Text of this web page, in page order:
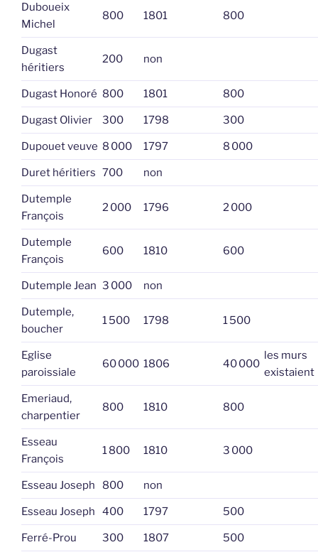
Duboueix
Michel
800 1801 800
Dugast
héritiers
200 non
Dugast Honoré 800 1801 800
Dugast Olivier 300 1798 300
Dupouet veuve 8 000 1797 8 000
Duret héritiers 700 non
Dutemple
François
2 000 1796 2 000
Dutemple
François
600 1810 600
Dutemple Jean 3 000 non
Dutemple,
boucher
1 500 1798 1 500
Eglise
paroissiale
60 000 1806 40 000
les murs
existaient
Emeriaud,
charpentier
800 1810 800
Esseau
François
1 800 1810 3 000
Esseau Joseph 800 non
Esseau Joseph 400 1797 500
Ferré-Prou 300 1807 500